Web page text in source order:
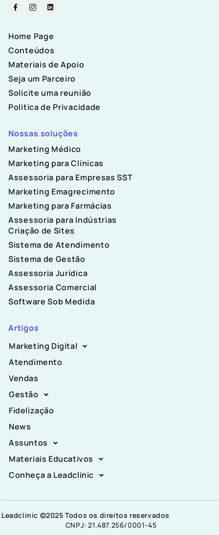
Home Page
Conteúdos
Materiais de Apoio
Seja um Parceiro
Solicite uma reunião
Politica de Privacidade
Marketing Médico
Marketing para Clínicas
Assessoria para Empresas SST
Marketing Emagrecimento
Marketing para Farmácias
Assessoria para Indústrias
Criação de Sites
Sistema de Atendimento
Sistema de Gestão
Assessoria Jurídica
Assessoria Comercial
Software Sob Medida
Nossas soluções
Artigos
Marketing Digital
Atendimento
Vendas
Gestão
Fidelização
News
Assuntos
Materiais Educativos
Conheça a Leadclinic
Leadclinic ©2025 Todos os direitos reservados
CNPJ: 21.487.256/0001-45